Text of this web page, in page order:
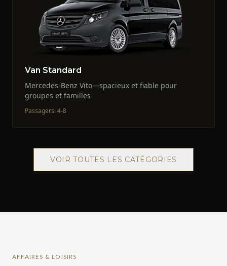
Van Standard
Mercedes-Benz Vito—spacieux et fiable pour
groupes et familles
Passagers:4-8
VOIR TOUTES LES CATÉGORIES
AFFAIRES & LOISIRS